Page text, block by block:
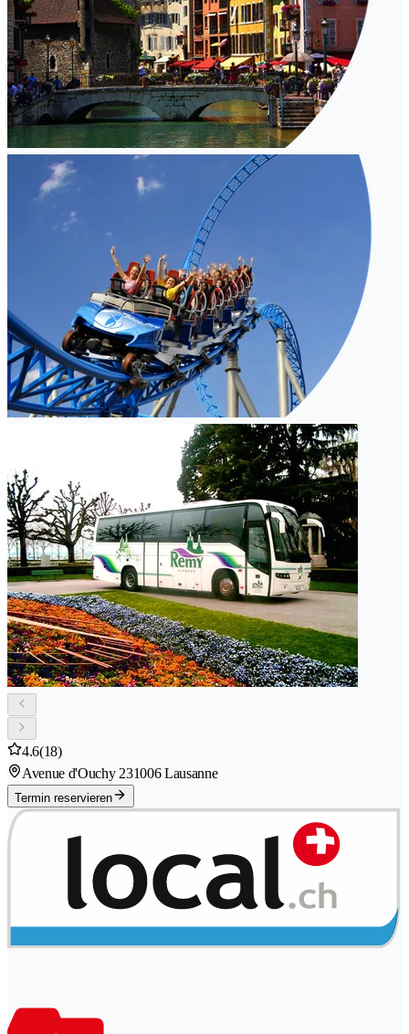
4.6(18)
Avenue d'Ouchy 231006 Lausanne
Termin reservieren